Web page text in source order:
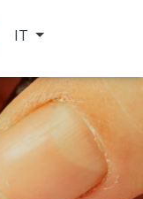
Seleziona la tua
IT